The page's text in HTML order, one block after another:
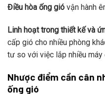
Điều hòa ống gió vận hành
Linh hoạt trong thiết kế và
cấp gió cho nhiều phòng
tư so với việc lắp nhiều máy
Nhược điểm cần cân
ống gió